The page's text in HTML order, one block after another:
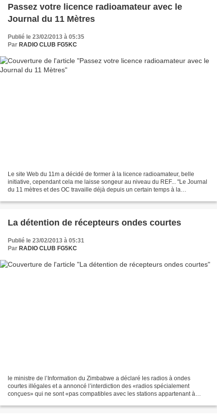
Passez votre licence radioamateur avec le
Journal du 11 Mètres
Publié le 23/02/2013 à 05:35
Par RADIO CLUB FG5KC
Le site Web du 11m a décidé de former à la licence radioamateur, belle
initiative, cependant cela me laisse songeur au niveau du REF... "Le Journal
du 11 mètres et des OC travaille déjà depuis un certain temps à la
La détention de récepteurs ondes courtes
Publié le 23/02/2013 à 05:31
Par RADIO CLUB FG5KC
le ministre de l’Information du Zimbabwe a déclaré les radios à ondes
courtes illégales et a annoncé l’interdiction des «radios spécialement
conçues» qui ne sont «pas compatibles avec les stations appartenant à